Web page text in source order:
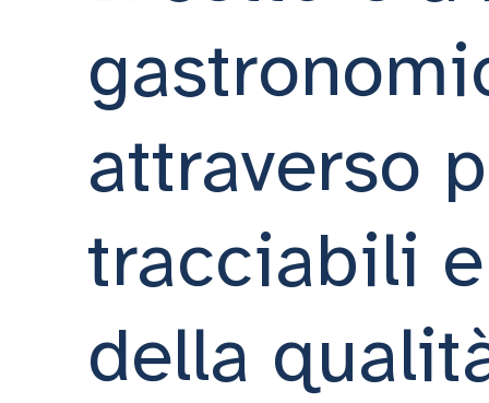
attraverso
tracciabili
della